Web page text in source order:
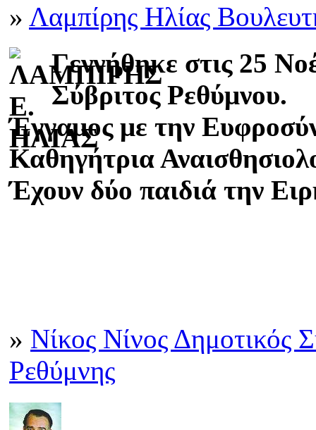
» Λαμπίρης Ηλίας
Γεννήθηκε στις 25
Σύβριτος Ρεθύμνου.
Έγγαμος με την
Καθηγήτρια
Έχουν δύο παιδιά την
» Νίκος Νίνος
Ρεθύμνης